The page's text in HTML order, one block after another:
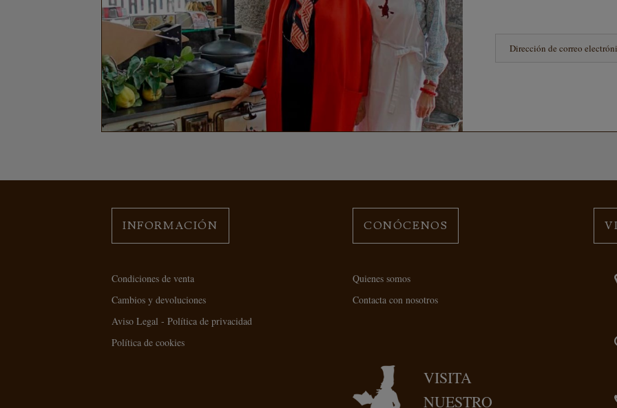
INFORMACIÓN
Condiciones de venta
Cambios y devoluciones
Aviso Legal - Política de privacidad
Política de cookies
CONÓCENOS
Quienes somos
Contacta con nosotros
VISITA
NUESTRO